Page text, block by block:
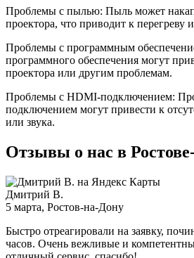
Проблемы с пылью: Пыль может
проектора, что приводит к перегреву
Проблемы с программным
программного обеспечения могут
проектора или другим проблемам.
Проблемы с HDMI-подключением:
подключением могут привести к
или звука.
Отзывы о нас в
Дмитрий В.
5 марта, Ростов-на-Дону
Быстро отреагировали на заявку,
часов. Очень вежливые и